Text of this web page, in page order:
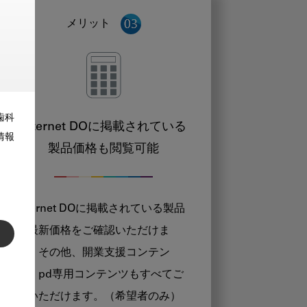
科
報
メリット
Internet DOに掲載されている
製品価格も閲覧可能
Internet DOに掲載されている製品
の最新価格をご確認いただけま
す。その他、開業支援コンテン
ツ、pd専用コンテンツもすべてご
覧いただけます。（希望者のみ）